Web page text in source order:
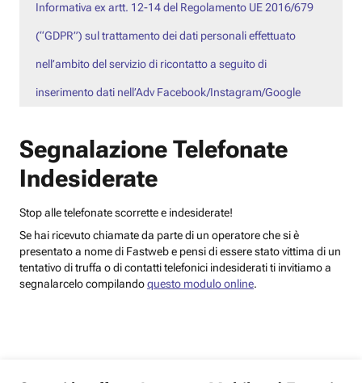
Informativa ex artt. 12-14 del Regolamento UE 2016/679
(“GDPR”) sul trattamento dei dati personali effettuato
nell’ambito del servizio di ricontatto a seguito di
inserimento dati nell’Adv Facebook/Instagram/Google
Segnalazione Telefonate
Indesiderate
Stop alle telefonate scorrette e indesiderate!
Se hai ricevuto chiamate da parte di un operatore che si è
presentato a nome di Fastweb e pensi di essere stato vittima di un
tentativo di truffa o di contatti telefonici indesiderati ti invitiamo a
segnalarcelo compilandoquesto modulo online.